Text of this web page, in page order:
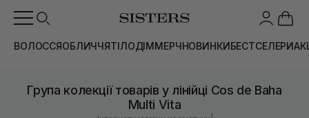
ВОЛОССЯОБЛИЧЧЯТІЛОДІММЕРЧНОВИНКИБЕСТСЕЛЕРИ
Група колекції товарів у лінійці Cos de Baha
Multi Vita